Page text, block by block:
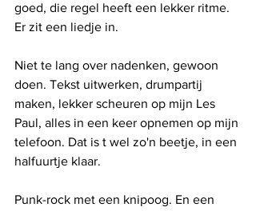
goed, die regel heeft een lekker ritme.
Er zit een liedje in.
Niet te lang over nadenken, gewoon
doen. Tekst uitwerken, drumpartij
maken, lekker scheuren op mijn Les
Paul, alles in een keer opnemen op mijn
telefoon. Dat is t wel zo'n beetje, in een
halfuurtje klaar.
Punk-rock met een knipoog. En een